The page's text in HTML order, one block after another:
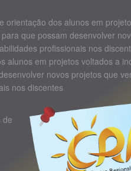
orientação dos alunos em
que possam desenvolver
profissionais nos
alunos em projetos voltados a
novos projetos que
nos discentes
de